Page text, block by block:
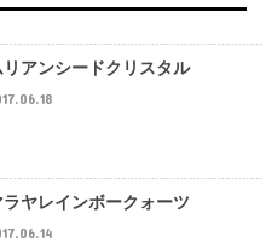
リアンシードクリスタル
ラヤレインボークォーツ